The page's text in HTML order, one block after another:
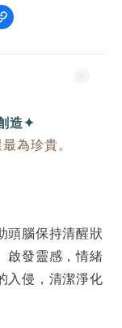
造✦
為珍貴。
頭腦保持清醒狀
啟發靈感，情緒
入侵，清潔淨化